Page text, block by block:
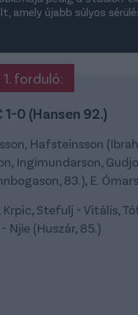
amely újabb súlyos
forduló:
1-0 (Hansen 92.)
Hafsteinsson
Ingimundarson,
83.), E.
Stefulj - Vitális,
Njie (Huszár, 85.)